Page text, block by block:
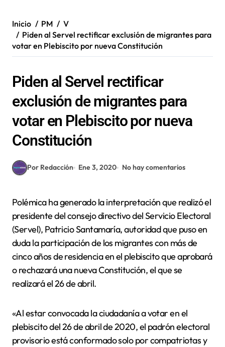
Inicio PM
V
Piden al Servel rectificar exclusión de migrantes para
votar en Plebiscito por nueva Constitución
Piden al Servel rectificar
exclusión de migrantes para
votar en Plebiscito por nueva
Constitución
Por Redacción Ene 3, 2020 No hay comentarios
Polémica ha generado la interpretación que realizó el
presidente del consejo directivo del Servicio Electoral
(Servel), Patricio Santamaría, autoridad que puso en
duda la participación de los migrantes con más de
cinco años de residencia en el plebiscito que aprobará
o rechazará una nueva Constitución, el que se
realizará el 26 de abril.
«Al estar convocada la ciudadanía a votar en el
plebiscito del 26 de abril de 2020, el padrón electoral
provisorio está conformado solo por compatriotas y